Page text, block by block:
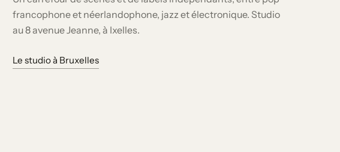
francophone et néerlandophone, jazz et électronique. Studio
au 8 avenue Jeanne, à Ixelles.
Le studio à Bruxelles